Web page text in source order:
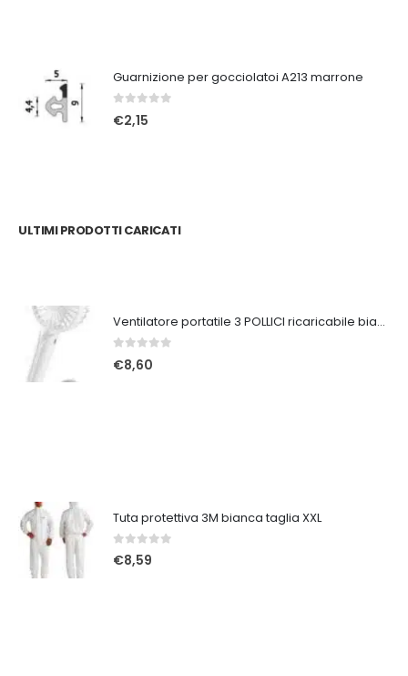
Guarnizione per gocciolatoi A213 marrone
Su 5
€2,15
ULTIMI PRODOTTI CARICATI
Ventilatore portatile 3 POLLICI ricaricabile bianco
Su 5
€8,60
Tuta protettiva 3M bianca taglia XXL
0Su 5
€8,59